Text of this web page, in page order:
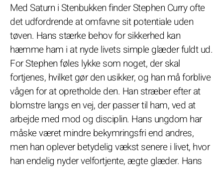
Med Saturn i Stenbukken finder Stephen Curry ofte
det udfordrende at omfavne sit potentiale uden
tøven. Hans stærke behov for sikkerhed kan
hæmme ham i at nyde livets simple glæder fuldt ud.
For Stephen føles lykke som noget, der skal
fortjenes, hvilket gør den usikker, og han må forblive
vågen for at opretholde den. Han stræber efter at
blomstre langs en vej, der passer til ham, ved at
arbejde med mod og disciplin. Hans ungdom har
måske været mindre bekymringsfri end andres,
men han oplever betydelig vækst senere i livet, hvor
han endelig nyder velfortjente, ægte glæder. Hans